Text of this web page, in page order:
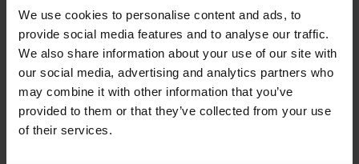
We use cookies to personalise content and ads, to
provide social media features and to analyse our traffic.
We also share information about your use of our site with
our social media, advertising and analytics partners who
may combine it with other information that you’ve
provided to them or that they’ve collected from your use
of their services.
UNIMOG (Kommunalplatte) verfügbar
TP TWIN DISC = Einzigartige Doppel-
Hackscheibe mit zusätzlicher Versteifung
sorgt für Laufruhe + höhere Lebensdauer
durch ideale Gewichtsverteilung & geringen
Verschleiß
2 horizontale Einzugswalzen mit
AGGRESSIVVerzahnung (Einzugskrallen)